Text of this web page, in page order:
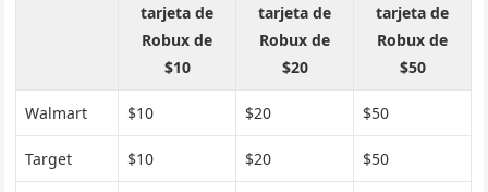
tarjeta de
Robux de
$10
tarjeta de
Robux de
$20
tarjeta de
Robux de
$50
Walmart $10 $20 $50
Target $10 $20 $50